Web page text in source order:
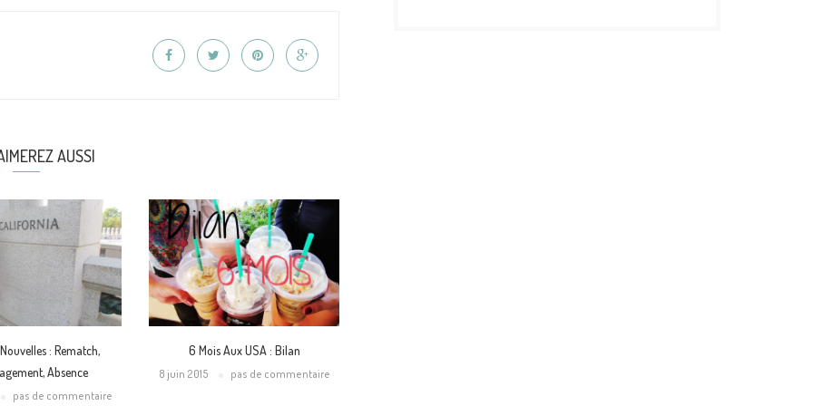
AUSSI
: Rematch,
Absence
pas de commentaire
6 Mois Aux USA : Bilan
8 juin 2015 pas de commentaire